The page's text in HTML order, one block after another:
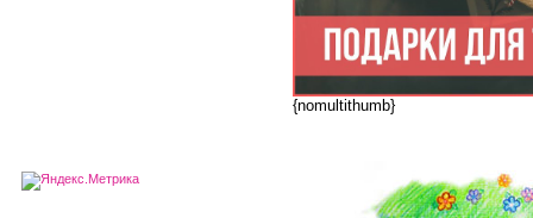
{nomultithumb}